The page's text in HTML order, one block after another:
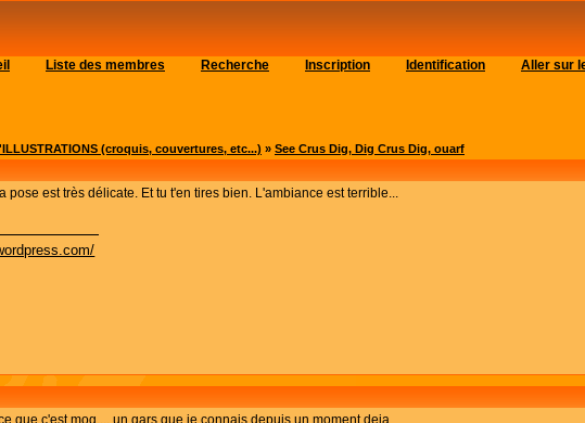
Liste des membres Recherche Inscription Identification Aller sur
(croquis, couvertures, etc...) » See Crus Dig, Dig Crus Dig, ouarf
pose est très délicate. Et tu t'en tires bien. L'ambiance est terrible...
que c'est mog.... un gars que je connais depuis un moment deja